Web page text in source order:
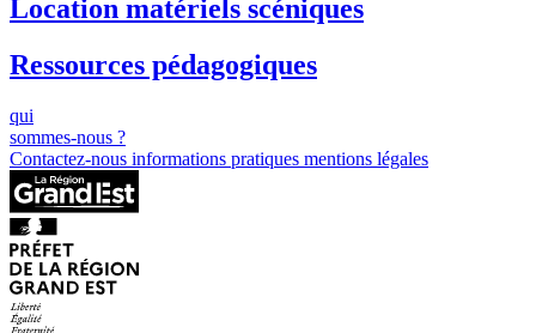
Location matériels scéniques
Ressources pédagogiques
qui
sommes-nous ?
Contactez-nous informations pratiques mentions légales